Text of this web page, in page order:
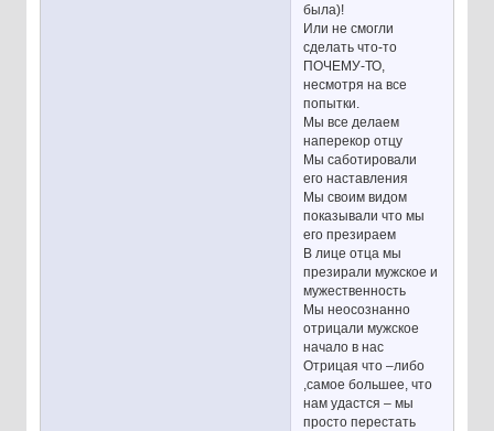
была)!
Или не смогли
сделать что-то
ПОЧЕМУ-ТО,
несмотря на все
попытки.
Мы все делаем
наперекор отцу
Мы саботировали
его наставления
Мы своим видом
показывали что мы
его презираем
В лице отца мы
презирали мужское и
мужественность
Мы неосознанно
отрицали мужское
начало в нас
Отрицая что –либо
,самое большее, что
нам удастся – мы
просто перестать